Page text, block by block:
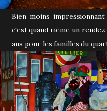
Bien moins
c'est quand même un
ans pour les familles du